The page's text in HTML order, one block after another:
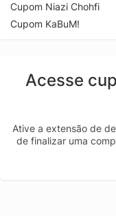
Cupom Niazi Chohfi
Cupom KaBuM!
Acesse
Ative a extensão de
de finalizar uma